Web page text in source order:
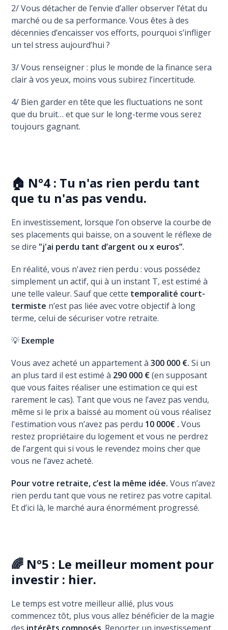
2/ Vous détacher de l’envie d’aller observer l’état du
marché ou de sa performance. Vous êtes à des
décennies d’encaisser vos efforts, pourquoi s’infliger
un tel stress aujourd’hui ?
3/ Vous renseigner : plus le monde de la finance sera
clair à vos yeux, moins vous subirez l’incertitude.
4/ Bien garder en tête que les fluctuations ne sont
que du bruit… et que sur le long-terme vous serez
toujours gagnant.
🏠 N°4 : Tu n'as rien perdu tant
que tu n'as pas vendu.
En investissement, lorsque l’on observe la courbe de
ses placements qui baisse, on a souvent le réflexe de
se dire "j'ai perdu tant d’argent ou x euros”.
En réalité, vous n'avez rien perdu : vous possédez
simplement un actif, qui à un instant T, est estimé à
une telle valeur. Sauf que cette temporalité court-
termiste n’est pas liée avec votre objectif à long
terme, celui de sécuriser votre retraite.
💡 Exemple
Vous avez acheté un appartement à300 000 €.Si un
an plus tard il est estimé à 290 000 €(en supposant
que vous faites réaliser une estimation ce qui est
rarement le cas). Tant que vous ne l’avez pas vendu,
même si le prix a baissé au moment où vous réalisez
l'estimation vous n’avez pas perdu 10 000€ . Vous
restez propriétaire du logement et vous ne perdrez
de l’argent qui si vous le revendez moins cher que
vous ne l’avez acheté.
Pour votre retraite, c’est la même idée. Vous n’avez
rien perdu tant que vous ne retirez pas votre capital.
Et d’ici là, le marché aura énormément progressé.
🌈 N°5 : Le meilleur moment pour
investir : hier.
Le temps est votre meilleur allié, plus vous
commencez tôt, plus vous allez bénéficier de la magie